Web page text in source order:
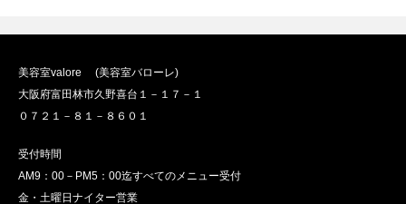
美容室valore (美容室バローレ)
大阪府富田林市久野喜台１－１７－１
０７２１－８１－８６０１
受付時間
AM9：00－PM5：00迄すべてのメニュー受付
金・土曜日ナイター営業